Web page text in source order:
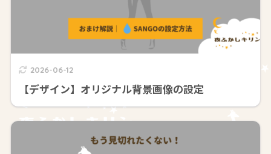
2026-06-12
【デザイン】オリジナル背景画像の設定